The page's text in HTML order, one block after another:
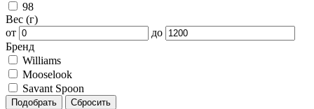
98
Вес (г)
от
до
Бренд
Williams
Mooselook
Savant Spoon
Подобрать Сбросить